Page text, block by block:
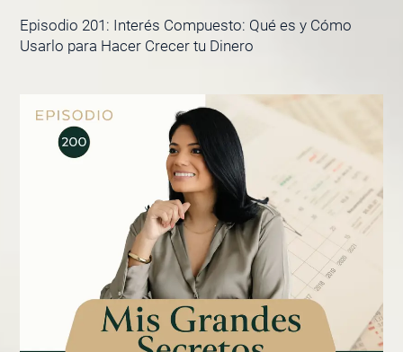
Episodio 201: Interés Compuesto: Qué es y Cómo
Usarlo para Hacer Crecer tu Dinero